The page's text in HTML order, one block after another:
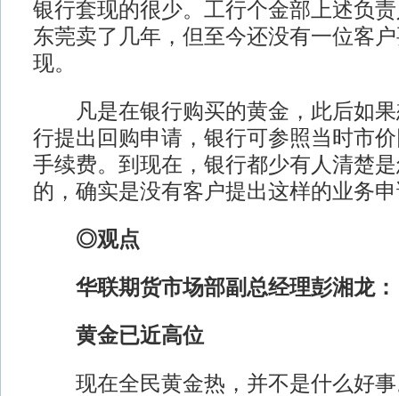
银行套现的很少。工行个金部上述负责
东莞卖了几年，但至今还没有一位客
现。
凡是在银行购买的黄金，此后如果
行提出回购申请，银行可参照当时市
手续费。到现在，银行都少有人清楚
的，确实是没有客户提出这样的业务
◎观点
华联期货市场部副总经理彭湘龙：
黄金已近高位
现在全民黄金热，并不是什么好事